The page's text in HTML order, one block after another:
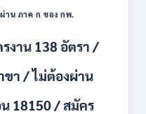
าน ภาค ก ของ กพ.
งาน 138 อัตรา /
า / ไม่ต้องผ่าน
18150 / สมัคร